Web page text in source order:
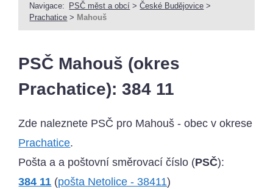
Navigace: PSČ měst a obcí >České Budějovice >
Prachatice > Mahouš
PSČ Mahouš (okres
Prachatice): 384 11
Zde naleznete PSČ pro Mahouš - obec v okrese
Prachatice.
Pošta a a poštovní směrovací číslo (PSČ):
384 11 (pošta Netolice - 38411)